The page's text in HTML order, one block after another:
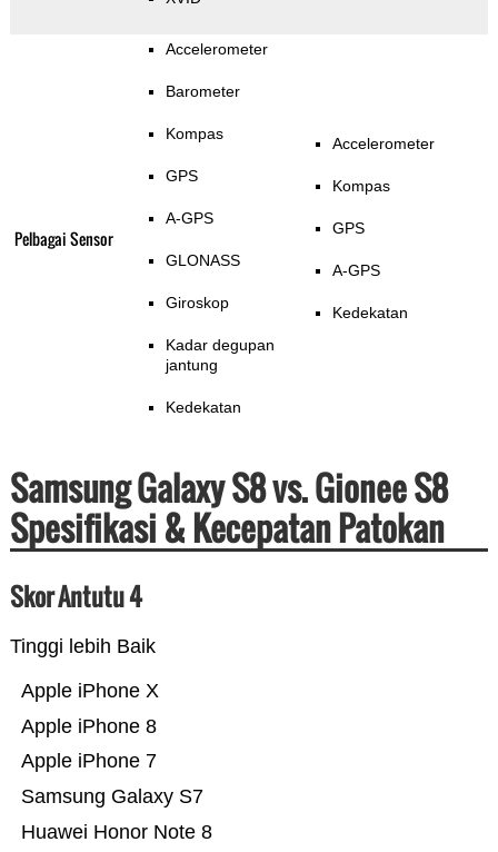
Pelbagai Sensor
Accelerometer
Barometer
Kompas
GPS
A-GPS
GLONASS
Giroskop
Kadar degupan
jantung
Kedekatan
Accelerometer
Kompas
GPS
A-GPS
Kedekatan
Samsung Galaxy S8 vs. Gionee S8
Spesifikasi & Kecepatan Patokan
Skor Antutu 4
Tinggi lebih Baik
Huawei Honor Note 8
Samsung Galaxy S7
Apple iPhone 7
Apple iPhone 8
Apple iPhone X